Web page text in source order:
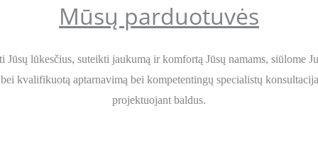
Mūsų parduotuvės
Jūsų lūkesčius, suteikti jaukumą ir komfortą Jūsų namams, siūlome
kvalifikuotą aptarnavimą bei kompetentingų specialistų
projektuojant baldus.